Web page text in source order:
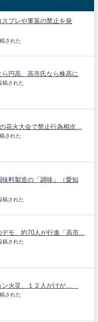
プレや軍装の禁止を発
された
ら円高、高市氏なら株高に
稿された
花火大会で禁止行為相次...
された
味料製造の「調味」（愛知
稿された
モ、約70人が行進「高市...
稿された
ン火災、１２人がけが…
された